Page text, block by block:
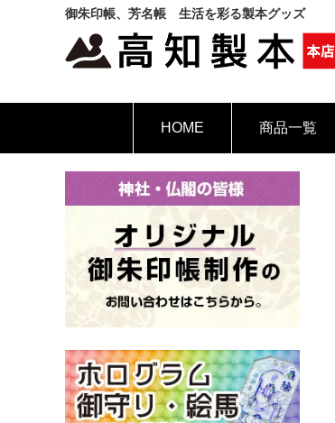
御朱印帳、芳名帳 生活を彩る製本グッズ
HOME 商品一覧